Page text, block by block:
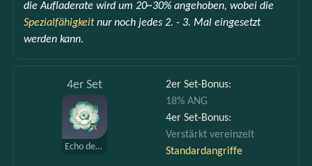
die Aufladerate wird um 20~30% angehoben, wobei die
Spezialfähigkeit nur noch jedes 2. - 3. Mal eingesetzt
werden kann.
4er Set
Echo des Opferfests
2er Set-Bonus:
18% ANG
4er Set-Bonus:
Verstärkt vereinzelt
Standardangriffe